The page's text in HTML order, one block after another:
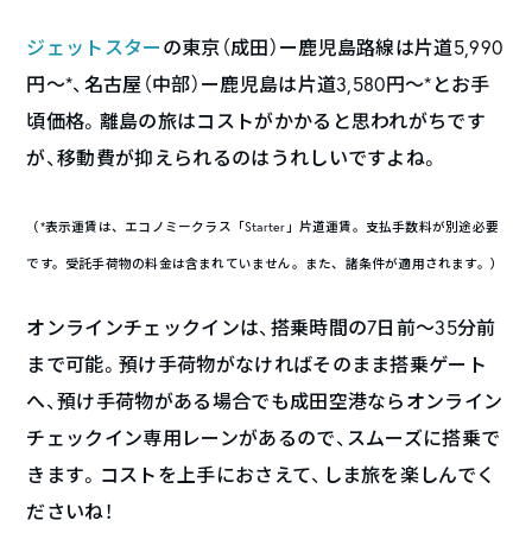
ジェットスターの東京（成田）ー鹿児島路線は片道5,990
円〜*、名古屋（中部）ー鹿児島は片道3,580円〜*とお手
頃価格。離島の旅はコストがかかると思われがちです
が、移動費が抑えられるのはうれしいですよね。
（*表示運賃は、エコノミークラス「Starter」片道運賃。支払手数料が別途必要
です。受託手荷物の料金は含まれていません。また、諸条件が適用されます。）
オンラインチェックインは、搭乗時間の7日前〜35分前
まで可能。預け手荷物がなければそのまま搭乗ゲート
へ、預け手荷物がある場合でも成田空港ならオンライン
チェックイン専用レーンがあるので、スムーズに搭乗で
きます。コストを上手におさえて、しま旅を楽しんでく
ださいね！